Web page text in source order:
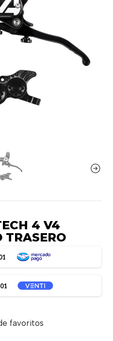
4 V4
TRASERO
favoritos